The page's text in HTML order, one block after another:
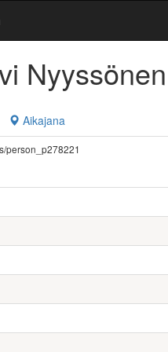
Nyyssönen
Aikajana
person_p278221